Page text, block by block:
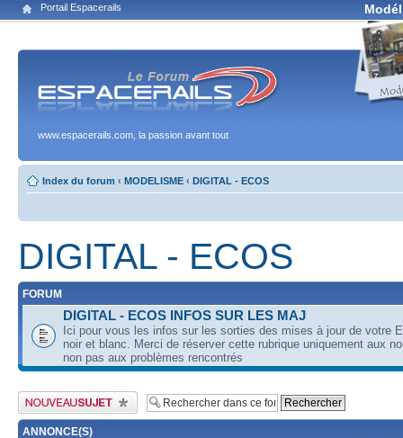
Portail Espacerails
www.espacerails.com, la passion avant tout
Index du forum ‹ MODELISME ‹ DIGITAL - ECOS
DIGITAL - ECOS
FORUM
DIGITAL - ECOS INFOS SUR LES MAJ
Ici pour vous les infos sur les sorties des mises à jour de votre
noir et blanc. Merci de réserver cette rubrique uniquement aux
non pas aux problèmes rencontrés
Publier un nouveau sujet
ANNONCE(S)